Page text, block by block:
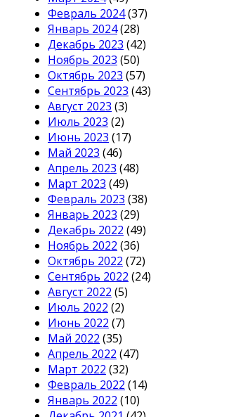
Февраль 2024(37)
Январь 2024(28)
Декабрь 2023 (42)
Ноябрь 2023 (50)
Октябрь 2023 (57)
Сентябрь 2023 (43)
Август 2023 (3)
Июль 2023 (2)
Июнь 2023 (17)
Май 2023 (46)
Апрель 2023 (48)
Март 2023 (49)
Февраль 2023 (38)
Январь 2023 (29)
Декабрь 2022 (49)
Ноябрь 2022 (36)
Октябрь 2022 (72)
Сентябрь 2022 (24)
Август 2022 (5)
Июль 2022 (2)
Июнь 2022 (7)
Май 2022 (35)
Апрель 2022 (47)
Март 2022 (32)
Февраль 2022 (14)
Январь 2022 (10)